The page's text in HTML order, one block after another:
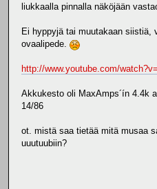
liukkaalla pinnalla näköjään
Ei hyppyjä tai muutakaan siistiä,
ovaalipede.
http://www.youtube.com/
Akkukesto oli MaxAmps´ín 4.4k
14/86
ot. mistä saa tietää mitä musaa
uuutuubiin?